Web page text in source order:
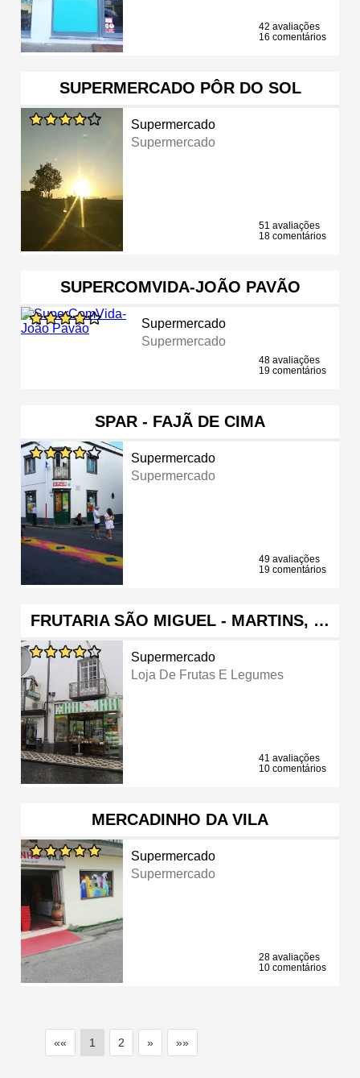
42 avaliações
16 comentários
SUPERMERCADO PÔR DO SOL
Supermercado
Supermercado
51 avaliações
18 comentários
SUPERCOMVIDA-JOÃO PAVÃO
Supermercado
Supermercado
48 avaliações
19 comentários
SPAR - FAJÃ DE CIMA
Supermercado
Supermercado
49 avaliações
19 comentários
FRUTARIA SÃO MIGUEL - MARTINS, …
Supermercado
Loja De Frutas E Legumes
41 avaliações
10 comentários
MERCADINHO DA VILA
Supermercado
Supermercado
28 avaliações
10 comentários
«« 1 2 » »»